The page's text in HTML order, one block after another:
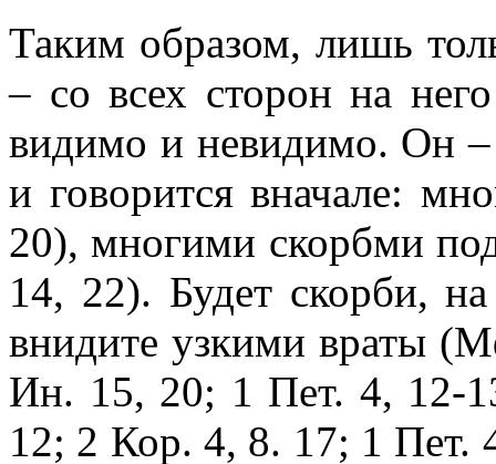
Таким образом, лишь
– со всех сторон на
видимо и невидимо. Он –
и говорится вначале:
20), многими скорбми
14, 22). Будет скорби,
внидите узкими враты
Ин. 15, 20; 1 Пет. 4,
12; 2 Кор. 4, 8. 17; 1